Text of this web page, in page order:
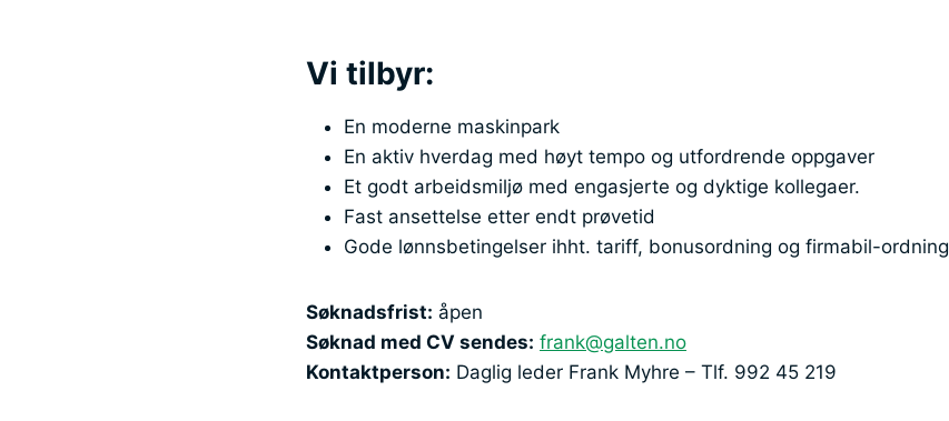
Vi tilbyr:
En moderne maskinpark
En aktiv hverdag med høyt tempo og utfordrende oppgaver
Et godt arbeidsmiljø med engasjerte og dyktige kollegaer.
Fast ansettelse etter endt prøvetid
Gode lønnsbetingelser ihht. tariff, bonusordning og firmabil-ordning
Søknadsfrist: åpen
Søknad med CV sendes: frank@galten.no
Kontaktperson: Daglig leder Frank Myhre – Tlf. 992 45 219